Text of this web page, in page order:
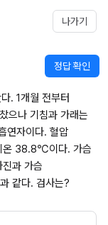
나가기
정답 확인
. 1개월 전부터
으나 기침과 가래는
연자이다. 혈압
온 38.8℃이다. 가슴
과 가슴
같다. 검사는?